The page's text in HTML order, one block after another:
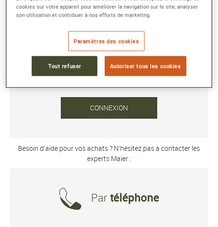
MOT DE PASSE
CONNEXION
Besoin d’aide pour vos achats ? N’hésitez pas à contacter les
experts Maier :
Par téléphone
cookies sur votre appareil pour améliorer la navigation sur le site, analyser
son utilisation et contribuer à nos efforts de marketing.
Paramètres des cookies
Tout refuser Autoriser tous les cookies